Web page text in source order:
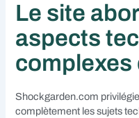
Le site
aspects
complexes
Shockgarden.com privilégie
complètement les sujets